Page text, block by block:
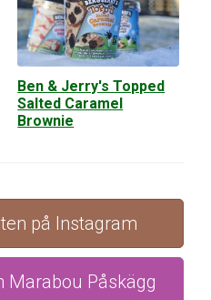
Ben & Jerry's Topped
Salted Caramel
Brownie
på Instagram
Marabou Påskägg